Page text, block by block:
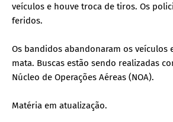
veículos e houve troca de tiros. Os
feridos.
Os bandidos abandonaram os veículos
mata. Buscas estão sendo realizadas
Núcleo de Operações Aéreas (NOA).
Matéria em atualização.